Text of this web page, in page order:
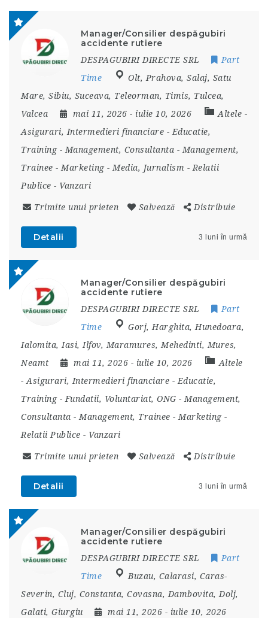
Manager/Consilier despăgubiri
accidente rutiere
DESPAGUBIRI DIRECTE SRL
Part
Time
Olt,Prahova, Salaj, Satu
Mare, Sibiu, Suceava, Teleorman, Timis, Tulcea,
Valcea
mai 11, 2026 - iulie 10, 2026 Altele -
Asigurari, Intermedieri financiare -Educatie,
Training-Management, Consultanta -Management,
Trainee -Marketing-Media, Jurnalism -Relatii
Publice - Vanzari
Trimite unui prieten Salvează Distribuie
Detalii 3 luni în urmă
Manager/Consilier despăgubiri
accidente rutiere
DESPAGUBIRI DIRECTE SRL
Part
Time
Gorj,Harghita,Hunedoara,
Ialomita,Iasi,Ilfov,Maramures,Mehedinti,Mures,
Neamt
mai 11, 2026 - iulie 10, 2026
Altele
-Asigurari, Intermedieri financiare -Educatie,
Training-Fundatii, Voluntariat, ONG -Management,
Consultanta -Management, Trainee -Marketing-
Relatii Publice - Vanzari
Trimite unui prieten Salvează Distribuie
Detalii 3 luni în urmă
Manager/Consilier despăgubiri
accidente rutiere
DESPAGUBIRI DIRECTE SRL
Part
Time
Buzau, Calarasi, Caras-
Severin, Cluj, Constanta, Covasna,Dambovita,Dolj,
Galati, Giurgiu mai 11, 2026 - iulie 10, 2026